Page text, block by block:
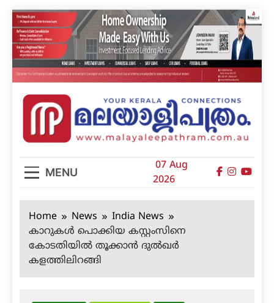
Skip
to
content
മലയാളിപത്രം
MENU
07 Aug
2026
Home News
India News
കാറുകള്‍ പൊക്കിയ കസ്റ്റംസിനെ
കോടതിയില്‍ തൂക്കാന്‍ ദുല്‍ഖര്‍
കളത്തിലിറങ്ങി